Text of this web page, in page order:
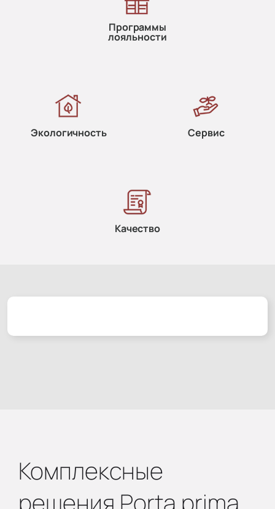
Программы
лояльности
Экологичность Сервис
Качество
Комплексные
решения Porta prima